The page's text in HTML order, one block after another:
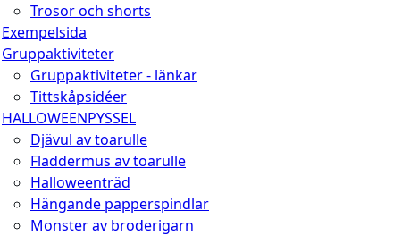
Trosor och shorts
Exempelsida
Gruppaktiviteter
Gruppaktiviteter - länkar
Tittskåpsidéer
HALLOWEENPYSSEL
Djävul av toarulle
Fladdermus av toarulle
Halloweenträd
Hängande papperspindlar
Monster av broderigarn